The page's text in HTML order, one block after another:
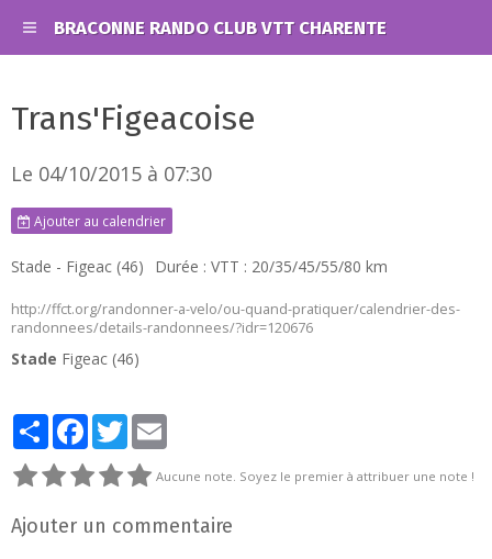
BRACONNE RANDO CLUB VTT CHARENTE
Trans'Figeacoise
Le 04/10/2015 à 07:30
Ajouter au calendrier
Stade - Figeac (46) Durée : VTT : 20/35/45/55/80 km
http://ffct.org/randonner-a-velo/ou-quand-pratiquer/calendrier-des-
randonnees/details-randonnees/?idr=120676
Stade Figeac (46)
PartagerFacebook
Twitter
Aucune note. Soyez le premier à attribuer une note !
Ajouter un commentaire